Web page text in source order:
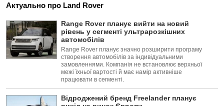
Актуально про Land Rover
Range Rover планує вийти на новий
рівень у сегменті ультрарозкішних
автомобілів
Range Rover планує значно розширити програму
створення автомобілів за індивідуальними
замовленнями. Компанія не встановлює верхньої
межі їхньої вартості й має намір активніше
працювати в сегменті.
Відроджений бренд Freelander планує